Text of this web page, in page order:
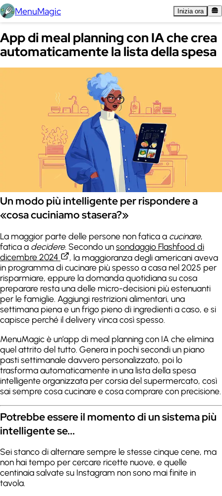
MenuMagic Inizia ora
App di meal planning con IA che crea
automaticamente la lista della spesa
Un modo più intelligente per rispondere a
«cosa cuciniamo stasera?»
La maggior parte delle persone non fatica a cucinare,
fatica a decidere. Secondo unsondaggio Flashfood di
dicembre 2024
, la maggioranza degli americani aveva
in programma di cucinare più spesso a casa nel 2025 per
risparmiare, eppure la domanda quotidiana su cosa
preparare resta una delle micro-decisioni più estenuanti
per le famiglie. Aggiungi restrizioni alimentari, una
settimana piena e un frigo pieno di ingredienti a caso, e si
capisce perché il delivery vinca così spesso.
MenuMagic è un’app di meal planning con IA che elimina
quel attrito del tutto. Genera in pochi secondi un piano
pasti settimanale davvero personalizzato, poi lo
trasforma automaticamente in una lista della spesa
intelligente organizzata per corsia del supermercato, così
sai sempre cosa cucinare e cosa comprare con precisione.
Potrebbe essere il momento di un sistema più
intelligente se...
Sei stanco di alternare sempre le stesse cinque cene, ma
non hai tempo per cercare ricette nuove, e quelle
centinaia salvate su Instagram non sono mai finite in
tavola.